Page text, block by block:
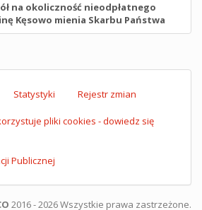
na okoliczność nieodpłatnego
Kęsowo mienia Skarbu Państwa
Statystyki Rejestr zmian
pliki cookies - dowiedz się
Publicznej
2016 - 2026 Wszystkie prawa zastrzeżone.